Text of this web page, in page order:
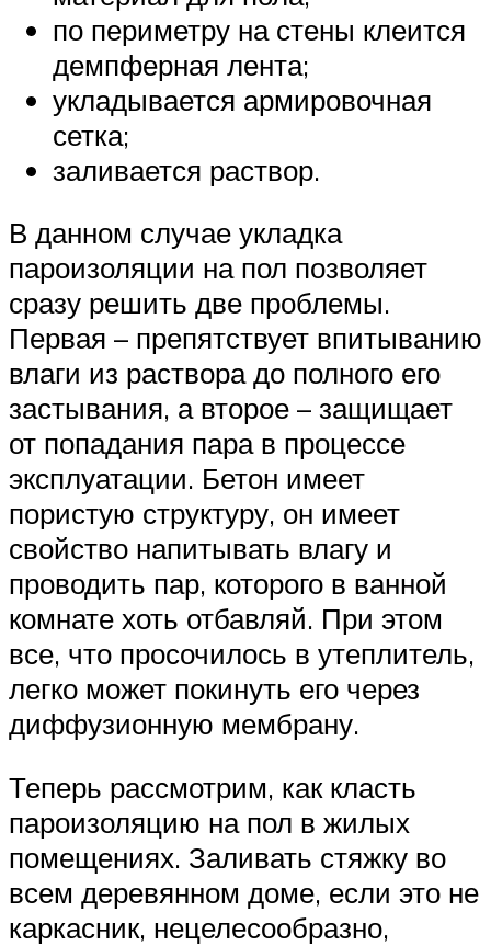
по периметру на стены клеится
демпферная лента;
укладывается армировочная
сетка;
заливается раствор.
В данном случае укладка
пароизоляции на пол позволяет
сразу решить две проблемы.
Первая – препятствует впитыванию
влаги из раствора до полного его
застывания, а второе – защищает
от попадания пара в процессе
эксплуатации. Бетон имеет
пористую структуру, он имеет
свойство напитывать влагу и
проводить пар, которого в ванной
комнате хоть отбавляй. При этом
все, что просочилось в утеплитель,
легко может покинуть его через
диффузионную мембрану.
Теперь рассмотрим, как класть
пароизоляцию на пол в жилых
помещениях. Заливать стяжку во
всем деревянном доме, если это не
каркасник, нецелесообразно,